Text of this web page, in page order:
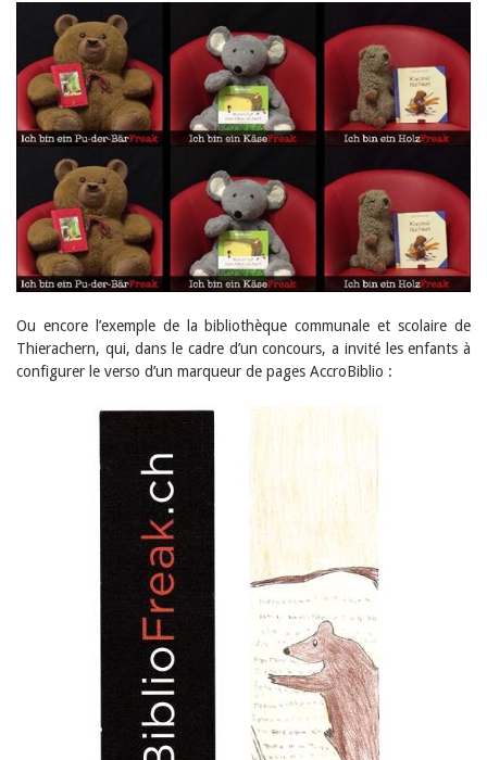
Ou encore l’exemple de la bibliothèque communale et scolaire de
Thierachern, qui, dans le cadre d’un concours, a invité les enfants à
configurer le verso d’un marqueur de pages AccroBiblio :